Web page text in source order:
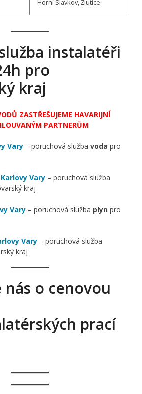
Horní Slavkov, Žlutice
instalatéři
pro
kraj
ZASTŘEŠUJEME HAVARIJNÍ
PARTNERŮM
Vary – poruchová služba voda pro
Vary – poruchová služba
kraj
Vary – poruchová služba plyn pro
Vary – poruchová služba
kraj
nás o cenovou
prací